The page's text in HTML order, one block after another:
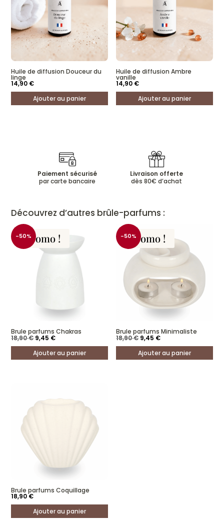
Huile de diffusion Douceur du
linge
14,90 €
Ajouter au panier
Huile de diffusion Ambre
vanille
14,90 €
Ajouter au panier
Paiement sécurisé
par carte bancaire
Livraison offerte
dès 80€ d’achat
Découvrez d’autres brûle-parfums :
Promo !
-50%
Brule parfums Chakras
18,90€ Le
prix
initial
était :
18,90 €.
9,45 €Le
actuel
est :
9,45 €.
Ajouter au panier
Promo !
-50%
Brule parfums Minimaliste
18,90€ Le
prix
initial
était :
18,90 €.
9,45 €Le
actuel
est :
9,45 €.
Ajouter au panier
Brule parfums Coquillage
18,90€
Ajouter au panier